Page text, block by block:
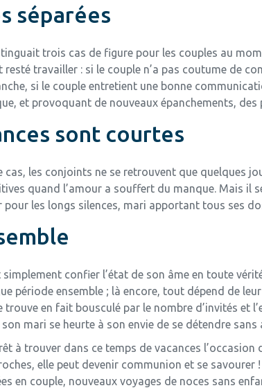
séparées
trois cas de figure pour les couples au
resté travailler : si le couple n’a pas coutume de
si le couple entretient une bonne
et provoquant de nouveaux épanchements,
sont courtes
cas, les conjoints ne se retrouvent que quelques
quand l’amour a souffert du manque. Mais il
les longs silences, mari apportant tous ses
confier l’état de son âme en toute
période ensemble ; là encore, tout dépend de
trouve en fait bousculé par le nombre d’invités et
mari se heurte à son envie de se détendre
à trouver dans ce temps de vacances
elle peut devenir communion et se
en couple, nouveaux voyages de noces sans